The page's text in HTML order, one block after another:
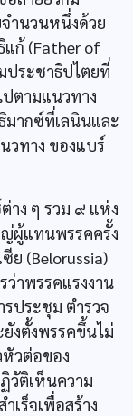
ำนวนหนึ่งด้วย
ก้ (Father of
ประชาธิปไตยที่
ตามแนวทาง
มากซ์ที่เลนินและ
วทาง ของแบร์
ง ๆ รวม ๙ แห่ง
ผู้แทนพรรคครั้ง
ย (Belorussia)
าพรรคแรงงาน
ประชุม ตำรวจ
งตั้งพรรคขึ้นไม่
หัวต่อของ
วัติเห็นความ
เร็จเพื่อสร้าง